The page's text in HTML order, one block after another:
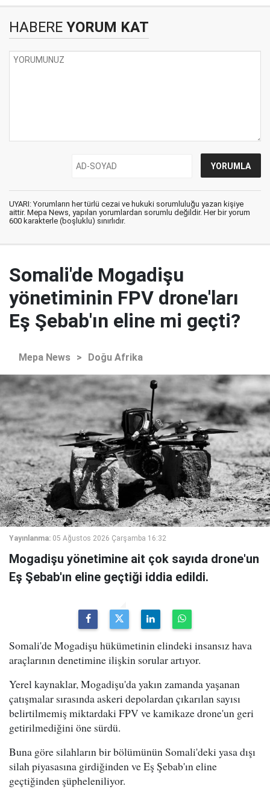
HABERE YORUM KAT
UYARI: Yorumların her türlü cezai ve hukuki sorumluluğu yazan kişiye
aittir. Mepa News, yapılan yorumlardan sorumlu değildir. Her bir yorum
600 karakterle (boşluklu) sınırlıdır.
Somali'de Mogadişu
yönetiminin FPV drone'ları
Eş Şebab'ın eline mi geçti?
Mepa News > Doğu Afrika
Yayınlanma: 05 Ağustos 2026 Çarşamba 16:32
Mogadişu yönetimine ait çok sayıda drone'un
Eş Şebab'ın eline geçtiği iddia edildi.
Somali'de Mogadişu hükümetinin elindeki insansız hava
araçlarının denetimine ilişkin sorular artıyor.
Yerel kaynaklar, Mogadişu'da yakın zamanda yaşanan
çatışmalar sırasında askeri depolardan çıkarılan sayısı
belirtilmemiş miktardaki FPV ve kamikaze drone'un geri
getirilmediğini öne sürdü.
Buna göre silahların bir bölümünün Somali'deki yasa dışı
silah piyasasına girdiğinden ve Eş Şebab'ın eline
geçtiğinden şüpheleniliyor.